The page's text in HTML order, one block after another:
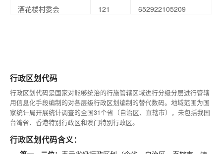
酒花楼村委会
121 652922105209
行政区划代码
行政区划代码是国家对能够统治的行施管辖区域进行分级分层进行管辖
用信息化手段编制的对各层级行政区划编制的替代数码。地域范围为国
家统计局开展统计调查的全国31个省（自治区、直辖市），未包括我国
台湾省、香港特别行政区和澳门特别行政区。
行政区划代码含义：